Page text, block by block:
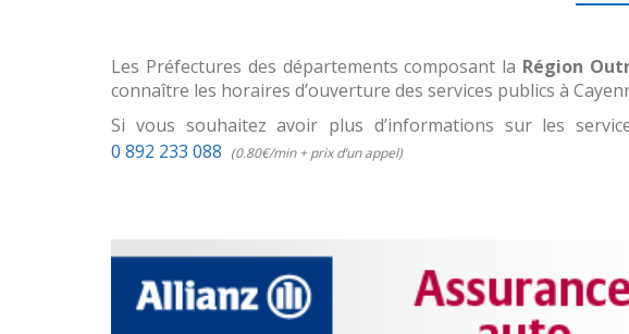
Les Préfectures des départements composant la Région
connaître les horaires d’ouverture des services publics à
Si vous souhaitez avoir plus d’informations sur les
0 892 233 088 (0.80€/min + prix d’un appel)